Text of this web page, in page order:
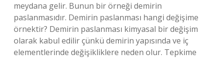
meydana gelir. Bunun bir örneği demirin
paslanmasıdır. Demirin paslanması hangi değişime
örnektir? Demirin paslanması kimyasal bir değişim
olarak kabul edilir çünkü demirin yapısında ve iç
elementlerinde değişikliklere neden olur. Tepkime